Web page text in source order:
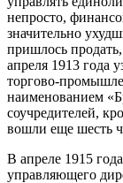
непросто,
значительно
пришлось
апреля 1913 года
торгово-
наименованием
соучредителей,
вошли еще шесть
В апреле 1915
управляющего